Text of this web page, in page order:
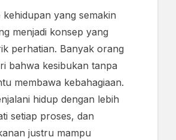
kehidupan yang semakin
menjadi konsep yang
perhatian. Banyak orang
bahwa kesibukan tanpa
membawa kebahagiaan.
hidup dengan lebih
setiap proses, dan
justru mampu